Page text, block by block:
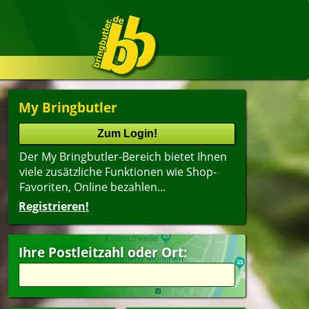
My Bringbutler
Der My Bringbutler-Bereich bietet Ihnen
viele zusätzliche Funktionen wie Shop-
Favoriten, Online bezahlen...
Registrieren!
Ihre Postleitzahl oder Ort: